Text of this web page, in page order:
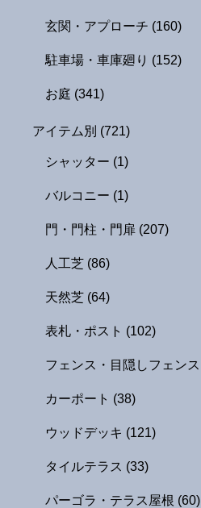
玄関・アプローチ (160)
駐車場・車庫廻り (152)
お庭 (341)
アイテム別 (721)
シャッター (1)
バルコニー (1)
門・門柱・門扉 (207)
人工芝 (86)
天然芝 (64)
表札・ポスト (102)
フェンス・目隠しフェンス
カーポート (38)
ウッドデッキ (121)
タイルテラス (33)
パーゴラ・テラス屋根 (60)